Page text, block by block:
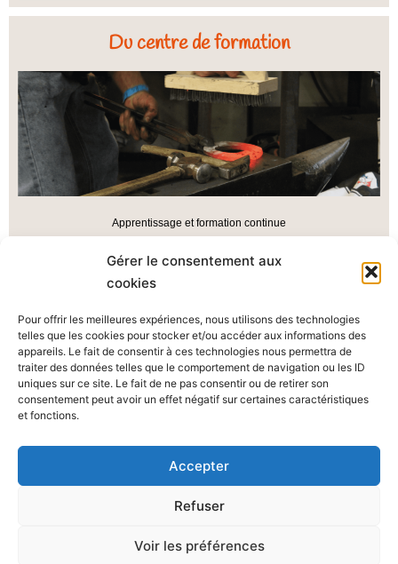
Gérer le consentement aux
cookies
Pour offrir les meilleures expériences, nous utilisons des technologies
telles que les cookies pour stocker et/ou accéder aux informations des
appareils. Le fait de consentir à ces technologies nous permettra de
traiter des données telles que le comportement de navigation ou les ID
uniques sur ce site. Le fait de ne pas consentir ou de retirer son
consentement peut avoir un effet négatif sur certaines caractéristiques
et fonctions.
Accepter
Refuser
Voir les préférences
Du centre de formation
Apprentissage et formation continue
Voir les formations du CFA/CFPC
Agri’Pôle